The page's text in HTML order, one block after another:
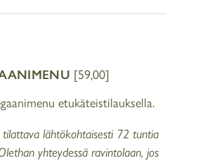
[59,00]
etukäteistilauksella.
tilattava lähtökohtaisesti 72 tuntia
yhteydessä ravintolaan, jos